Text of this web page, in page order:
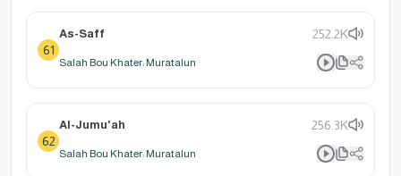
61
As-Saff 252.2K
Salah Bou Khater: Muratalun
62
Al-Jumu'ah 256.3K
Salah Bou Khater: Muratalun